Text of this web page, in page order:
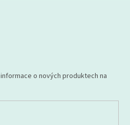
o nových produktech na